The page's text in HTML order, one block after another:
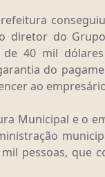
diretor do
de 40 mil
do
ao
Municipal e o
pessoas, que